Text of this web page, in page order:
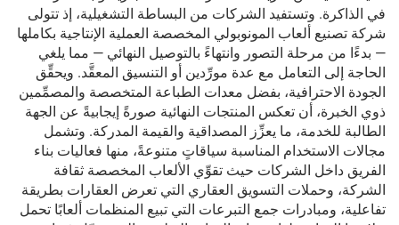
في الذاكرة. وتستفيد الشركات من البساطة التشغيلية، إذ تتولى
شركة تصنيع ألعاب المونوبولي المخصصة العملية الإنتاجية بكاملها
— بدءًا من مرحلة التصور وانتهاءً بالتوصيل النهائي — مما يلغي
الحاجة إلى التعامل مع عدة مورِّدين أو التنسيق المعقَّد. ويحقِّق
الجودة الاحترافية، بفضل معدات الطباعة المتخصصة والمصمِّمين
ذوي الخبرة، أن تعكس المنتجات النهائية صورةً إيجابيةً عن الجهة
الطالبة للخدمة، ما يعزِّز المصداقية والقيمة المدركة. وتشمل
مجالات الاستخدام المناسبة سياقاتٍ متنوعةً، منها فعاليات بناء
الفريق داخل الشركات حيث تقوِّي الألعاب المخصصة ثقافة
الشركة، وحملات التسويق العقاري التي تعرض العقارات بطريقة
تفاعلية، ومبادرات جمع التبرعات التي تبيع المنظمات ألعابًا تحمل